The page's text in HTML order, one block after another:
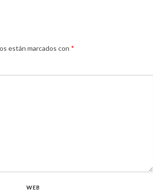
están marcados con *
WEB